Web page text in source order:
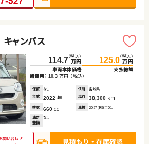
ャンバス
114.7（税込）
万円
車両本体価格
125.0（税込）
万円
支払総額
諸費用： 10.3 万円 （税込）
保証 なし 住所
宮城県
年式
2022 年 走行 38,300 km
排気 660 cc 車検 2027(R9)年01月
法定
整備
なし